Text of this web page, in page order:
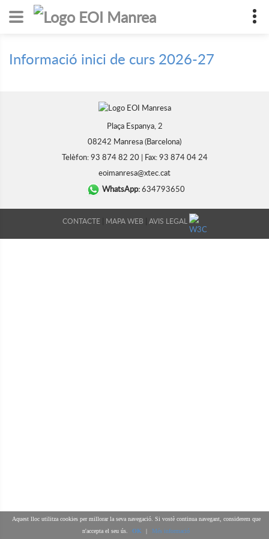
Informació inici de curs 2026-27
Plaça Espanya, 2
08242 Manresa (Barcelona)
Telèfon: 93 874 82 20 | Fax: 93 874 04 24
eoimanresa@xtec.cat
WhatsApp:634793650
CONTACTE| MAPA WEB AVIS LEGAL
Aquest lloc utilitza cookies per millorar la seva navegació. Si vostè continua navegant, considerem que
n'accepta el seu ús.
OK | Més informació